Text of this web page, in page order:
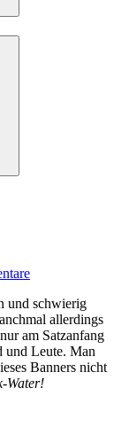
und schwierig
allerdings
am Satzanfang
und Leute. Man
Banners nicht
Water!